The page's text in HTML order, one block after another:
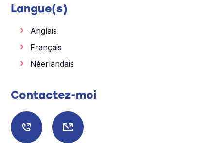
Langue(s)
Anglais
Français
Néerlandais
Contactez-moi